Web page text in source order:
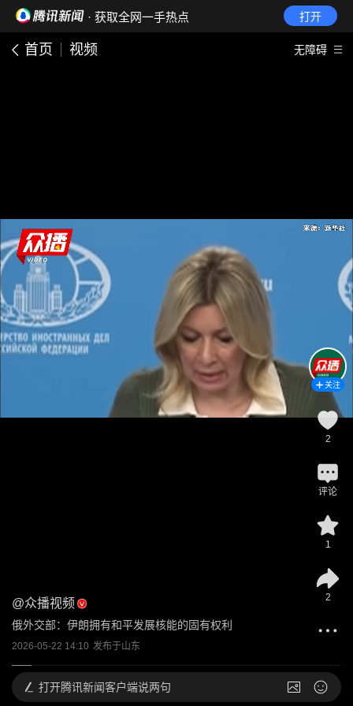
· 获取全网一手热点 打开
首页 视频 无障碍
@众播视频
俄外交部：伊朗拥有和平发展核能的固有权利
2026-05-22 14:10 发布于山东
关注
2
评论
1
2
打开腾讯新闻客户端说两句